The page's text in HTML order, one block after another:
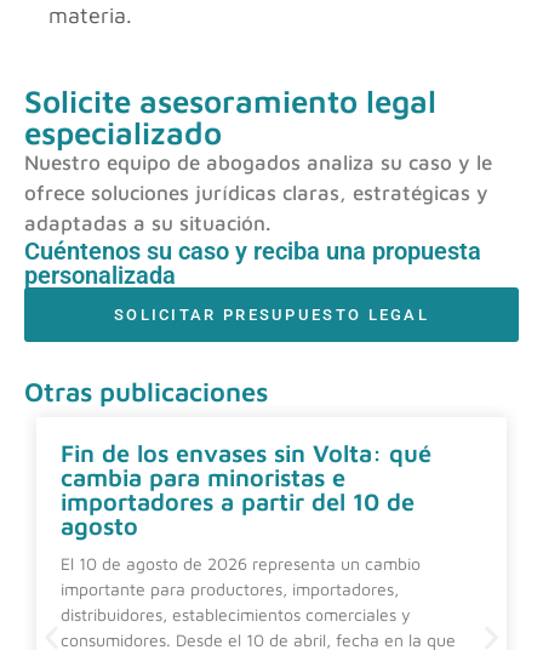
materia.
Solicite asesoramiento legal
especializado
Nuestro equipo de abogados analiza su caso y le
ofrece soluciones jurídicas claras, estratégicas y
adaptadas a su situación.
Cuéntenos su caso y reciba una propuesta
personalizada
SOLICITAR PRESUPUESTO LEGAL
Otras publicaciones
Fin de los envases sin Volta: qué
cambia para minoristas e
importadores a partir del 10 de
agosto
El 10 de agosto de 2026 representa un cambio
importante para productores, importadores,
distribuidores, establecimientos comerciales y
consumidores. Desde el 10 de abril, fecha en la que